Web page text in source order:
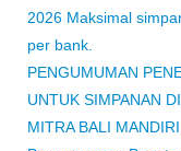
2026 Maksimal
per bank.
PENGUMUMAN
UNTUK SIMPANAN
MITRA BALI MANDIRI